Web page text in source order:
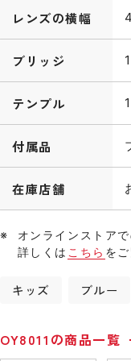
レンズの横幅
ブリッジ
テンプル
付属品
在庫店舗
オンラインストア
詳しくは こちら を
キッズ ブルー
OY8011の商品一覧